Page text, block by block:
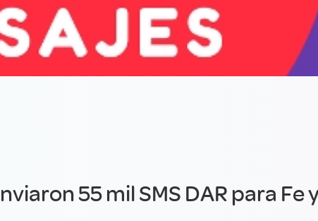
55 mil SMS DAR para Fe